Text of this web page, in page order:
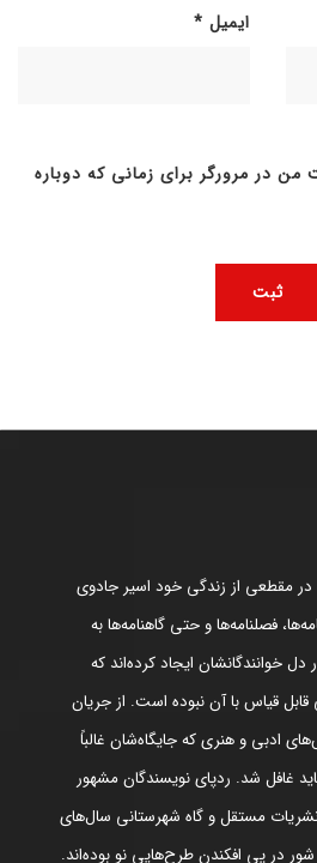
ایمیل *
من در مرورگر برای زمانی که دوباره
مقطعی از زندگی خود اسیر جادوی
فصلنامه‌ها و حتی گاهنامه‌ها به
خوانندگانشان ایجاد کرده‌اند که
قیاس با آن نبوده است. از جریان
ادبی و هنری که جایگاه‌شان غالباً
غافل شد. ردپای نویسندگان مشهور
مستقل و گاه شهرستانی سال‌های
شور در پی افکندن طرح‌هایی نو بوده‌اند.